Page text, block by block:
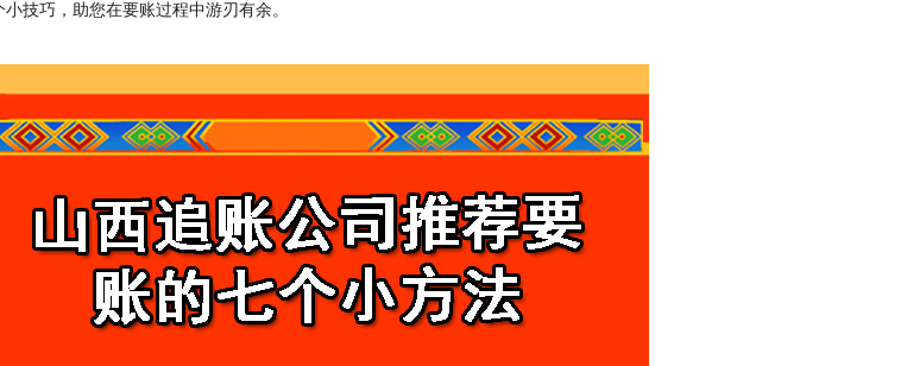
技巧，助您在要账过程中游刃有余。